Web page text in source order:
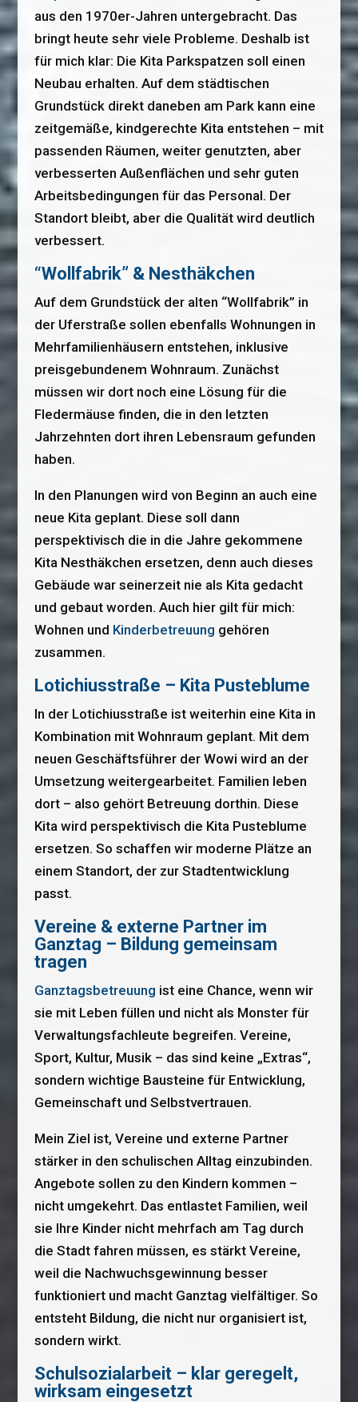
aus den 1970er-Jahren untergebracht. Das
bringt heute sehr viele Probleme. Deshalb ist
für mich klar: Die Kita Parkspatzen soll einen
Neubau erhalten. Auf dem städtischen
Grundstück direkt daneben am Park kann eine
zeitgemäße, kindgerechte Kita entstehen – mit
passenden Räumen, weiter genutzten, aber
verbesserten Außenflächen und sehr guten
Arbeitsbedingungen für das Personal. Der
Standort bleibt, aber die Qualität wird deutlich
verbessert.
“Wollfabrik” & Nesthäkchen
Auf dem Grundstück der alten “Wollfabrik” in
der Uferstraße sollen ebenfalls Wohnungen in
Mehrfamilienhäusern entstehen, inklusive
preisgebundenem Wohnraum. Zunächst
müssen wir dort noch eine Lösung für die
Fledermäuse finden, die in den letzten
Jahrzehnten dort ihren Lebensraum gefunden
haben.
In den Planungen wird von Beginn an auch eine
neue Kita geplant. Diese soll dann
perspektivisch die in die Jahre gekommene
Kita Nesthäkchen ersetzen, denn auch dieses
Gebäude war seinerzeit nie als Kita gedacht
und gebaut worden. Auch hier gilt für mich:
Wohnen und Kinderbetreuung gehören
zusammen.
Lotichiusstraße – Kita Pusteblume
In der Lotichiusstraße ist weiterhin eine Kita in
Kombination mit Wohnraum geplant. Mit dem
neuen Geschäftsführer der Wowi wird an der
Umsetzung weitergearbeitet. Familien leben
dort – also gehört Betreuung dorthin. Diese
Kita wird perspektivisch die Kita Pusteblume
ersetzen. So schaffen wir moderne Plätze an
einem Standort, der zur Stadtentwicklung
passt.
Vereine & externe Partner im
Ganztag – Bildung gemeinsam
tragen
Ganztagsbetreuung ist eine Chance, wenn wir
sie mit Leben füllen und nicht als Monster für
Verwaltungsfachleute begreifen. Vereine,
Sport, Kultur, Musik – das sind keine „Extras“,
sondern wichtige Bausteine für Entwicklung,
Gemeinschaft und Selbstvertrauen.
Mein Ziel ist, Vereine und externe Partner
stärker in den schulischen Alltag einzubinden.
Angebote sollen zu den Kindern kommen –
nicht umgekehrt. Das entlastet Familien, weil
sie Ihre Kinder nicht mehrfach am Tag durch
die Stadt fahren müssen, es stärkt Vereine,
weil die Nachwuchsgewinnung besser
funktioniert und macht Ganztag vielfältiger. So
entsteht Bildung, die nicht nur organisiert ist,
sondern wirkt.
Schulsozialarbeit – klar geregelt,
wirksam eingesetzt